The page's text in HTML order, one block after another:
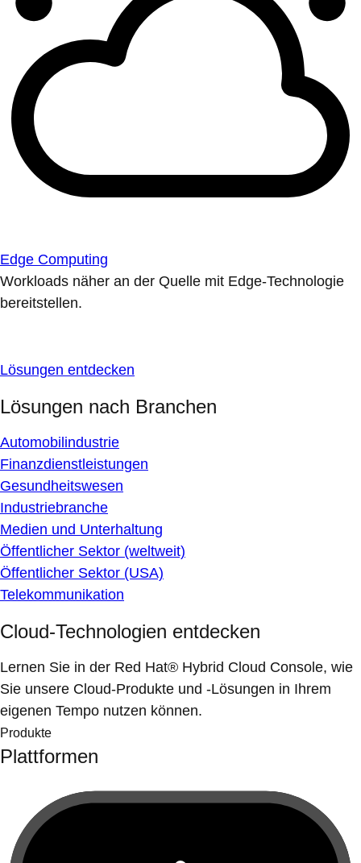
Edge Computing
Workloads näher an der Quelle mit Edge-Technologie
bereitstellen.
Lösungen entdecken
Lösungen nach Branchen
Automobilindustrie
Finanzdienstleistungen
Gesundheitswesen
Industriebranche
Medien und Unterhaltung
Öffentlicher Sektor (weltweit)
Öffentlicher Sektor (USA)
Telekommunikation
Cloud-Technologien entdecken
Lernen Sie in der Red Hat® Hybrid Cloud Console, wie
Sie unsere Cloud-Produkte und -Lösungen in Ihrem
eigenen Tempo nutzen können.
Produkte
Plattformen